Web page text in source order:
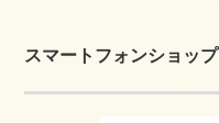
スマートフォンショップ